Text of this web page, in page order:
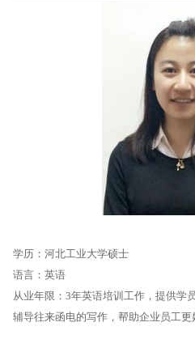
学历：河北工业大学硕士
语言：英语
从业年限： 3年英语培训工作，提供学
辅导往来函电的写作，帮助企业员工